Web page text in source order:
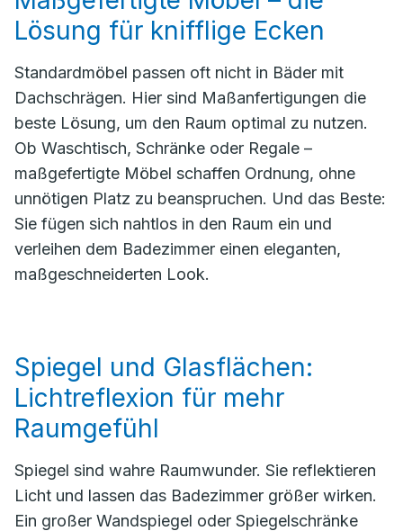
Lösung für knifflige Ecken
Standardmöbel passen oft nicht in Bäder mit
Dachschrägen. Hier sind Maßanfertigungen die
beste Lösung, um den Raum optimal zu nutzen.
Ob Waschtisch, Schränke oder Regale –
maßgefertigte Möbel schaffen Ordnung, ohne
unnötigen Platz zu beanspruchen. Und das Beste:
Sie fügen sich nahtlos in den Raum ein und
verleihen dem Badezimmer einen eleganten,
maßgeschneiderten Look.
Spiegel und Glasflächen:
Lichtreflexion für mehr
Raumgefühl
Spiegel sind wahre Raumwunder. Sie reflektieren
Licht und lassen das Badezimmer größer wirken.
Ein großer Wandspiegel oder Spiegelschränke